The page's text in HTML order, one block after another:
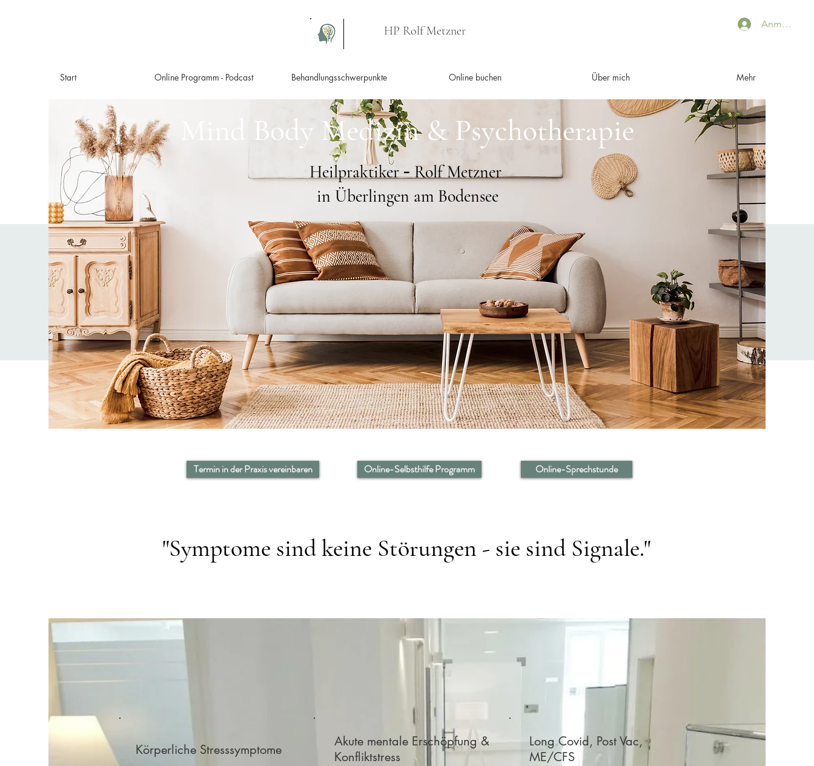
Anmelden
HP Rolf Metzner
Start Online Programm - Podcast Behandlungsschwerpunkte Online buchen Über mich Mehr
Mind Body Medizin & Psychotherapie
Heilpraktiker-Rolf Metzner
in Überlingen am Bodensee
Termin in der Praxis vereinbaren Online-Selbsthilfe Programm Online-Sprechstunde
"Symptome sind keine Störungen - sie sind Signale."
Körperliche Stresssymptome
Akute mentale Erschöpfung &
Konfliktstress
Long Covid, Post Vac,
ME/CFS